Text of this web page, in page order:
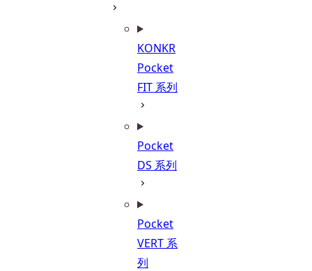
KONKR
Pocket
FIT 系列
Pocket
DS 系列
Pocket
VERT 系
列